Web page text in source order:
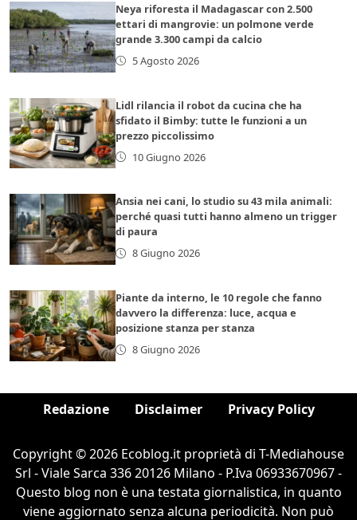
Neya riforesta il Madagascar con 2.500
ettari di mangrovie: un polmone verde
grande 3.300 campi da calcio
5 Agosto 2026
Lidl rilancia il robot da cucina che ha
sfidato il Bimby: tutte le funzioni a un
prezzo piccolissimo
10 Giugno 2026
Ansia nei cani, lo studio su 43 mila animali:
perché quasi tutti hanno almeno un trigger
di paura
8 Giugno 2026
Piante da interno, le 10 regole che fanno
davvero la differenza: luce, acqua e
posizione stanza per stanza
8 Giugno 2026
Redazione Disclaimer Privacy Policy
Copyright © 2026 Ecoblog.it proprietà di T-Mediahouse
Srl - Viale Sarca 336 20126 Milano - P.Iva 06933670967 -
Questo blog non è una testata giornalistica, in quanto
viene aggiornato senza alcuna periodicità. Non può